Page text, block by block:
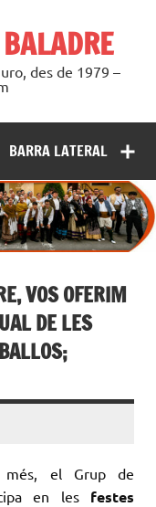
des de 1979 –
BARRA LATERAL
VOS OFERIM
DE LES
el Grup de
en les festes